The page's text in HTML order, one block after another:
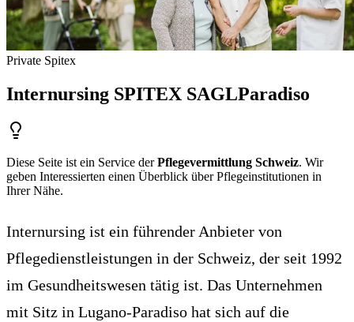
Private Spitex
Internursing SPITEX SAGLParadiso
Diese Seite ist ein Service derPflegevermittlung Schweiz. Wir
geben Interessierten einen Überblick über Pflegeinstitutionen in
Ihrer Nähe.
Internursing ist ein führender Anbieter von
Pflegedienstleistungen in der Schweiz, der seit 1992
im Gesundheitswesen tätig ist. Das Unternehmen
mit Sitz in Lugano-Paradiso hat sich auf die